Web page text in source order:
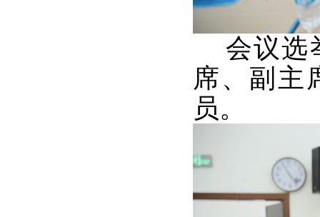
会议选
席、副主
员。